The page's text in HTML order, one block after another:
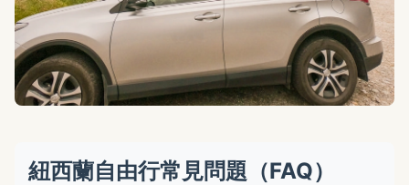
紐西蘭自由行常見問題（FAQ）